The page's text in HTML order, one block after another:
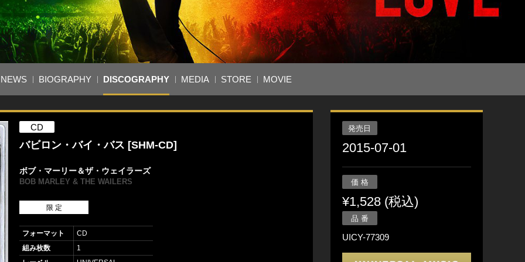
NEWS BIOGRAPHY DISCOGRAPHY MEDIA STORE MOVIE
CD
バビロン・バイ・バス [SHM-CD]
ボブ・マーリー＆ザ・ウェイラーズ
BOB MARLEY & THE WAILERS
限 定
フォーマット
CD
組み枚数
1
発売日
2015-07-01
価 格
¥1,528 (税込)
品 番
UICY-77309